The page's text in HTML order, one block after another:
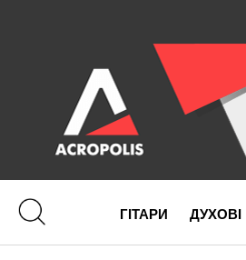
ГІТАРИ ДУХОВІ